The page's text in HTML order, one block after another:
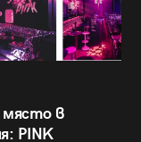
място в
PINK